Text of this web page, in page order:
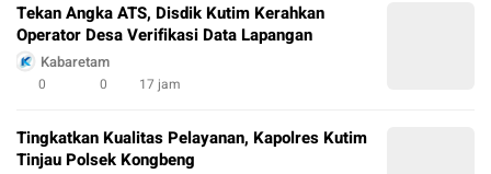
Tekan Angka ATS, Disdik Kutim Kerahkan
Operator Desa Verifikasi Data Lapangan
Kabaretam
0 0 17 jam
Tingkatkan Kualitas Pelayanan, Kapolres Kutim
Tinjau Polsek Kongbeng